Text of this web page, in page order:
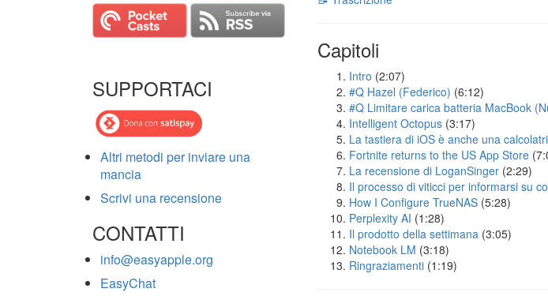
SUPPORTACI
Altri metodi per inviare una
mancia
Scrivi una recensione
CONTATTI
info@easyapple.org
EasyChat
Capitoli
Intro (2:07)
#Q Hazel (Federico) (6:12)
#Q Limitare carica batteria MacBook
Intelligent Octopus (3:17)
La tastiera di iOS è anche una
Fortnite returns to the US App Store
La recensione di LoganSinger (2:29)
Il processo di viticci per informarsi su
How I Configure TrueNAS (5:28)
Perplexity AI (1:28)
Il prodotto della settimana (3:05)
Notebook LM (3:18)
Ringraziamenti (1:19)